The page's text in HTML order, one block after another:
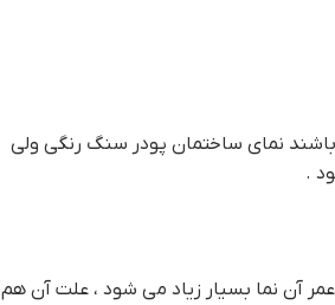
باشند نماي ساختمان پودر سنگ رنگي ولی
.
آن نما بسیار زیاد می شود ، علت آن هم